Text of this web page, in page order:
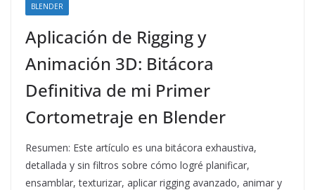
BLENDER
Aplicación de Rigging y
Animación 3D: Bitácora
Definitiva de mi Primer
Cortometraje en Blender
Resumen: Este artículo es una bitácora exhaustiva,
detallada y sin filtros sobre cómo logré planificar,
ensamblar, texturizar, aplicar rigging avanzado, animar y